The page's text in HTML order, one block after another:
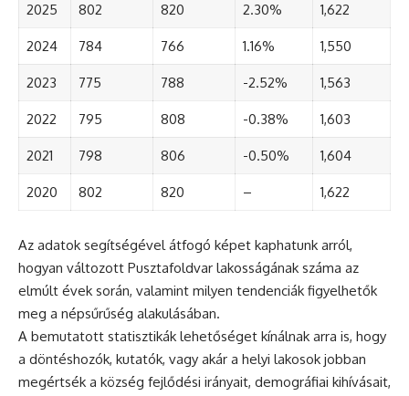
2025 802 820 2.30% 1,622
2024 784 766 1.16% 1,550
2023 775 788 -2.52% 1,563
2022 795 808 -0.38% 1,603
2021 798 806 -0.50% 1,604
2020 802 820 – 1,622
Az adatok segítségével átfogó képet kaphatunk arról,
hogyan változott Pusztafoldvar lakosságának száma az
elmúlt évek során, valamint milyen tendenciák figyelhetők
meg a népsűrűség alakulásában.
A bemutatott statisztikák lehetőséget kínálnak arra is, hogy
a döntéshozók, kutatók, vagy akár a helyi lakosok jobban
megértsék a község fejlődési irányait, demográfiai kihívásait,